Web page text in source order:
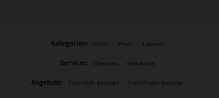
Kategorien: Hefte Praxis Lexikon
Services: Über uns Redaktion
Angebote: Freie Heft-Beiträge Freie Praxis-Beiträge